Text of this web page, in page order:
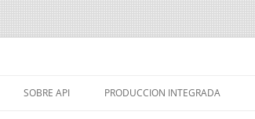
SOBRE API PRODUCCION INTEGRADA